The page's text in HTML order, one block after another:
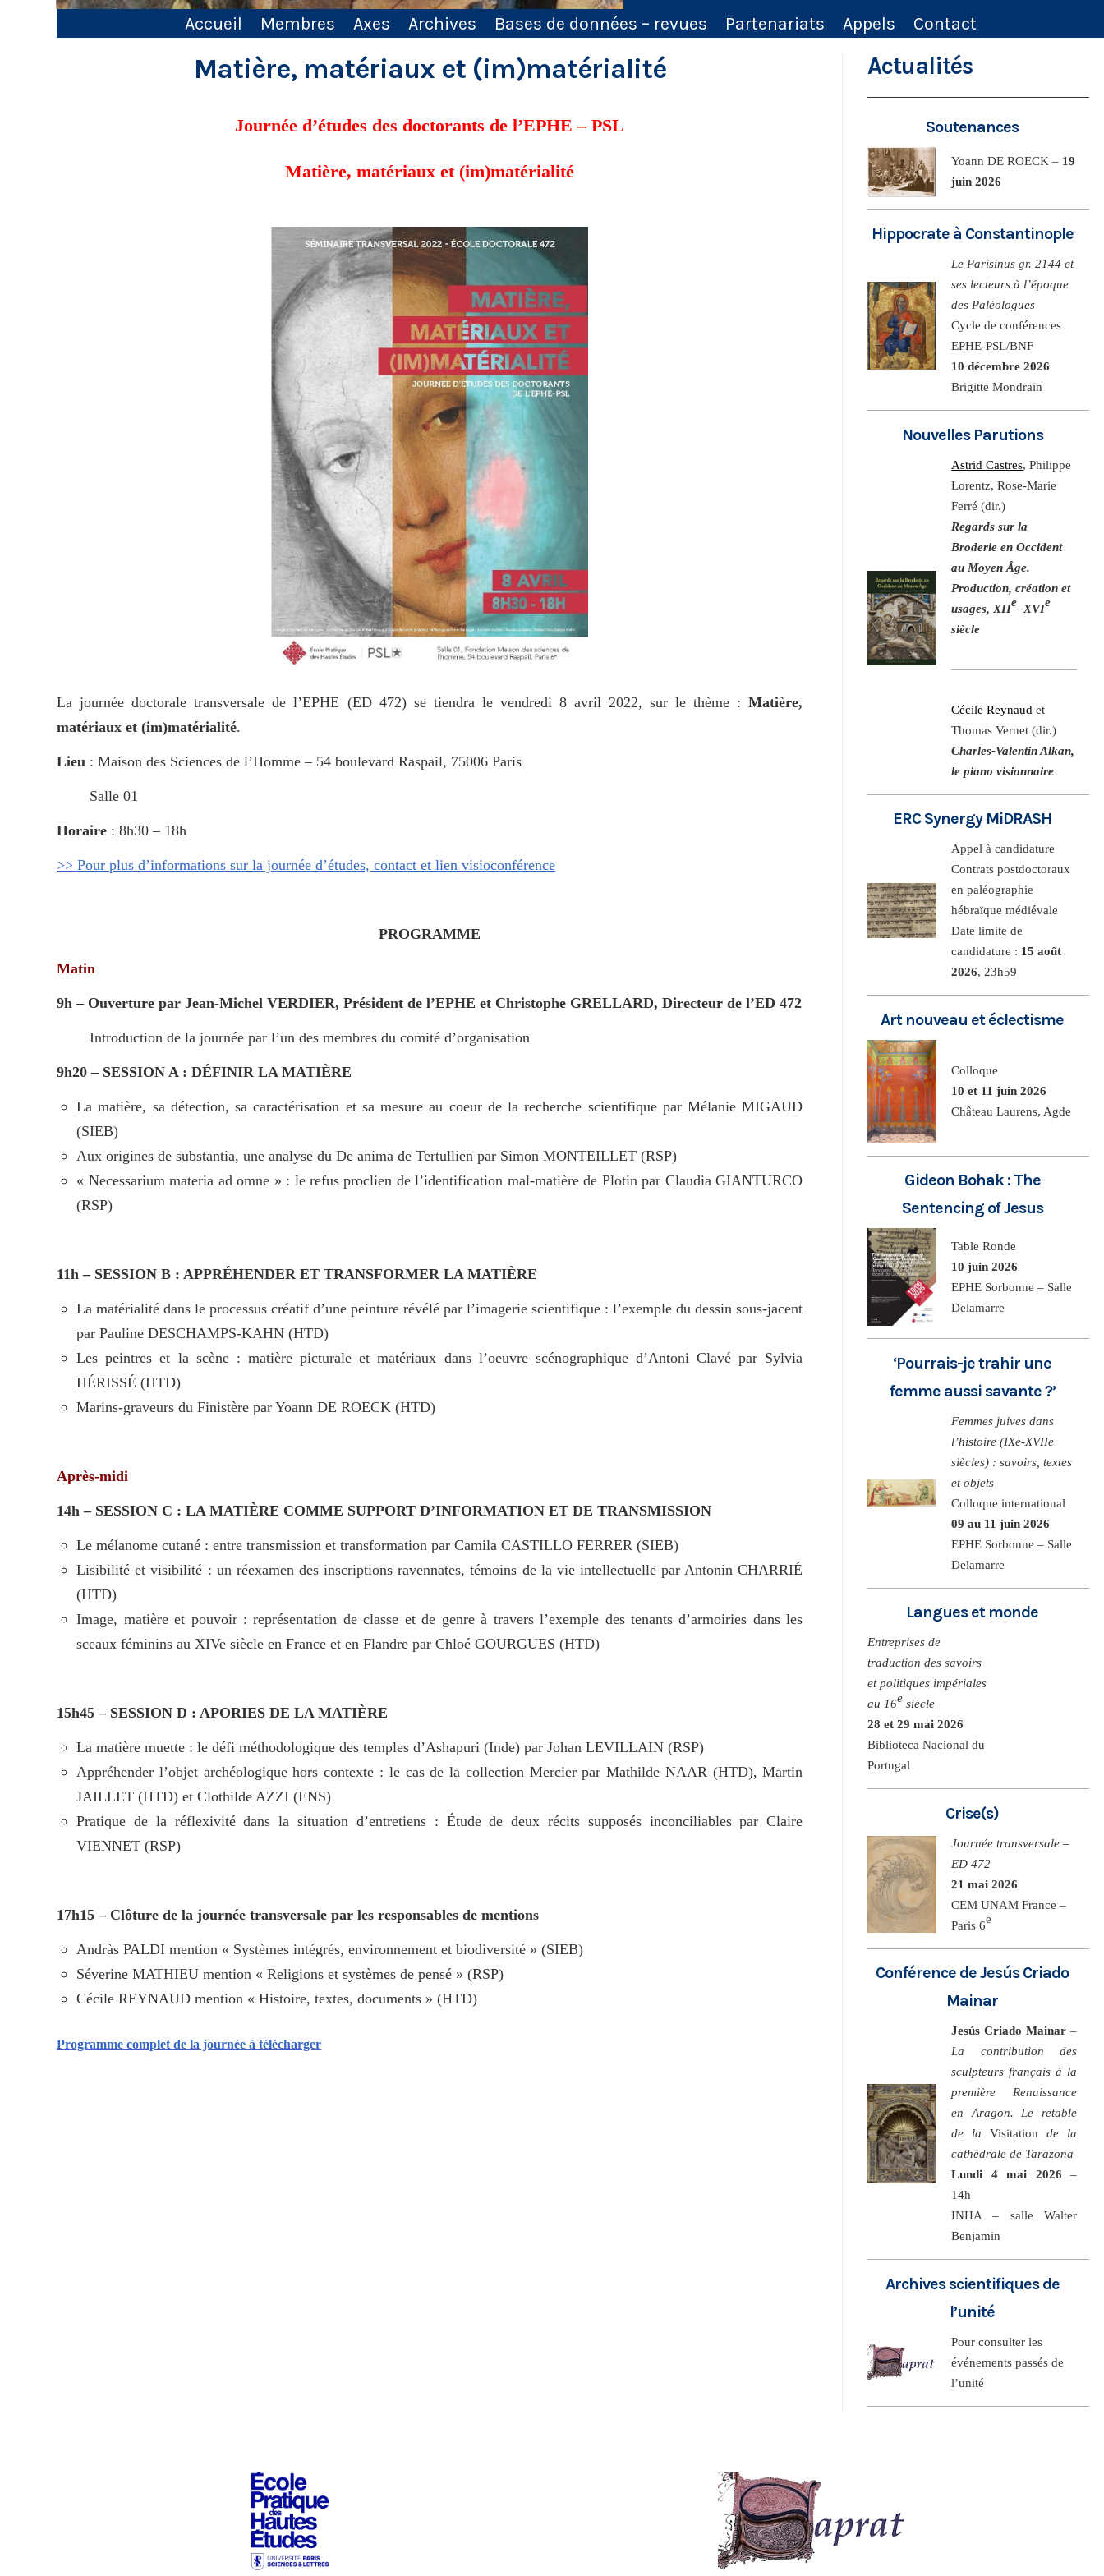
Accueil Membres Axes Archives Bases de données – revues Partenariats Appels Contact
Matière, matériaux et (im)matérialité
Journée d’études des doctorants de l’EPHE – PSL
Matière, matériaux et (im)matérialité
La journée doctorale transversale de l’EPHE (ED 472) se tiendra le vendredi 8 avril 2022, sur le thème :Matière,
matériaux et (im)matérialité.
Lieu : Maison des Sciences de l’Homme – 54 boulevard Raspail, 75006 Paris
Salle 01
Horaire : 8h30 – 18h
>> Pour plus d’informations sur la journée d’études, contact et lien visioconférence
PROGRAMME
Matin
9h – Ouverture par Jean-Michel VERDIER, Président de l’EPHE et Christophe GRELLARD, Directeur de l’ED 472
Introduction de la journée par l’un des membres du comité d’organisation
9h20 – SESSION A : DÉFINIR LA MATIÈRE
La matière, sa détection, sa caractérisation et sa mesure au coeur de la recherche scientifique par Mélanie MIGAUD
(SIEB)
Aux origines de substantia, une analyse du De anima de Tertullien par Simon MONTEILLET (RSP)
« Necessarium materia ad omne » : le refus proclien de l’identification mal-matière de Plotin par Claudia GIANTURCO
(RSP)
11h – SESSION B : APPRÉHENDER ET TRANSFORMER LA MATIÈRE
La matérialité dans le processus créatif d’une peinture révélé par l’imagerie scientifique : l’exemple du dessin sous-jacent
par Pauline DESCHAMPS-KAHN (HTD)
Les peintres et la scène : matière picturale et matériaux dans l’oeuvre scénographique d’Antoni Clavé par Sylvia
HÉRISSÉ (HTD)
Marins-graveurs du Finistère par Yoann DE ROECK (HTD)
Après-midi
14h – SESSION C : LA MATIÈRE COMME SUPPORT D’INFORMATION ET DE TRANSMISSION
Le mélanome cutané : entre transmission et transformation par Camila CASTILLO FERRER (SIEB)
Lisibilité et visibilité : un réexamen des inscriptions ravennates, témoins de la vie intellectuelle par Antonin CHARRIÉ
(HTD)
Image, matière et pouvoir : représentation de classe et de genre à travers l’exemple des tenants d’armoiries dans les
sceaux féminins au XIVe siècle en France et en Flandre par Chloé GOURGUES (HTD)
15h45 – SESSION D : APORIES DE LA MATIÈRE
La matière muette : le défi méthodologique des temples d’Ashapuri (Inde) par Johan LEVILLAIN (RSP)
Appréhender l’objet archéologique hors contexte : le cas de la collection Mercier par Mathilde NAAR (HTD), Martin
JAILLET (HTD) et Clothilde AZZI (ENS)
Pratique de la réflexivité dans la situation d’entretiens : Étude de deux récits supposés inconciliables par Claire
VIENNET (RSP)
17h15 – Clôture de la journée transversale par les responsables de mentions
Andràs PALDI mention « Systèmes intégrés, environnement et biodiversité » (SIEB)
Séverine MATHIEU mention « Religions et systèmes de pensé » (RSP)
Cécile REYNAUD mention « Histoire, textes, documents » (HTD)
Programme complet de la journée à télécharger
Actualités
Soutenances
Yoann DE ROECK – 19
juin 2026
Hippocrate à Constantinople
Le Parisinus gr. 2144 et
ses lecteurs à l’époque
des Paléologues
Cycle de conférences
EPHE-PSL/BNF
10 décembre 2026
Brigitte Mondrain
Nouvelles Parutions
Astrid Castres, Philippe
Lorentz, Rose-Marie
Ferré (dir.)
Regards sur la
Broderie en Occident
au Moyen Âge.
Production, création et
usages, XIIe–XVIe
siècle
Cécile Reynaud et
Thomas Vernet (dir.)
Charles-Valentin Alkan,
le piano visionnaire
ERC Synergy MiDRASH
Appel à candidature
Contrats postdoctoraux
en paléographie
hébraïque médiévale
Date limite de
candidature : 15 août
2026, 23h59
Art nouveau et éclectisme
Colloque
10 et 11 juin 2026
Château Laurens, Agde
Gideon Bohak : The
Sentencing of Jesus
Table Ronde
10 juin 2026
EPHE Sorbonne – Salle
Delamarre
‘Pourrais-je trahir une
femme aussi savante ?’
Femmes juives dans
l’histoire (IXe-XVIIe
siècles) : savoirs, textes
et objets
Colloque international
09 au 11 juin 2026
EPHE Sorbonne – Salle
Delamarre
Langues et monde
Entreprises de
traduction des savoirs
et politiques impériales
au 16e siècle
28 et 29 mai 2026
Biblioteca Nacional du
Portugal
Crise(s)
Journée transversale –
ED 472
21 mai 2026
CEM UNAM France –
Paris 6e
Conférence de Jesús Criado
Mainar
Jesús Criado Mainar –
La contribution des
sculpteurs français à la
première Renaissance
en Aragon. Le retable
de la Visitationde la
cathédrale de Tarazona
Lundi 4 mai 2026 –
14h
INHA – salle Walter
Benjamin
Archives scientifiques de
l’unité
Pour consulter les
événements passés de
l’unité